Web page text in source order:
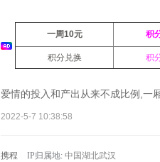
一周10元 积
积分兑换 积
爱情的投入和产出从来不成比例,一
2022-5-7 10:38:58
携程 IP归属地: 中国湖北武汉